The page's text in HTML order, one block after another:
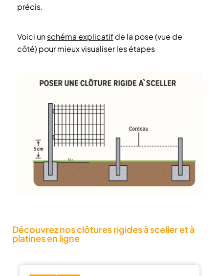
précis.
Voici unschéma explicatifde la pose (vue de
côté) pour mieux visualiser les étapes
Découvrez nos clôtures rigides à sceller et à
platines en ligne